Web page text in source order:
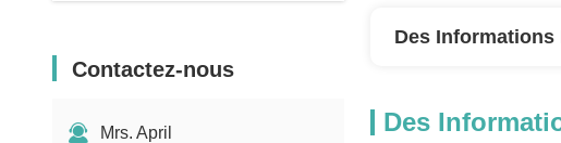
Contactez-nous
Mrs. April
Des Informations
Des